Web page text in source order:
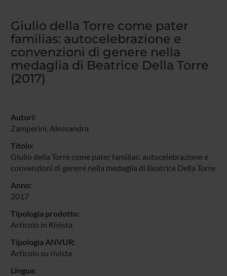
Giulio della Torre come pater
familias: autocelebrazione e
convenzioni di genere nella
medaglia di Beatrice Della Torre
(2017)
Autori:
Zamperini, Alessandra
Titolo:
Giulio della Torre come pater familias: autocelebrazione e
convenzioni di genere nella medaglia di Beatrice Della Torre
Anno:
2017
Tipologia prodotto:
Articolo in Rivista
Tipologia ANVUR:
Articolo su rivista
Lingua: